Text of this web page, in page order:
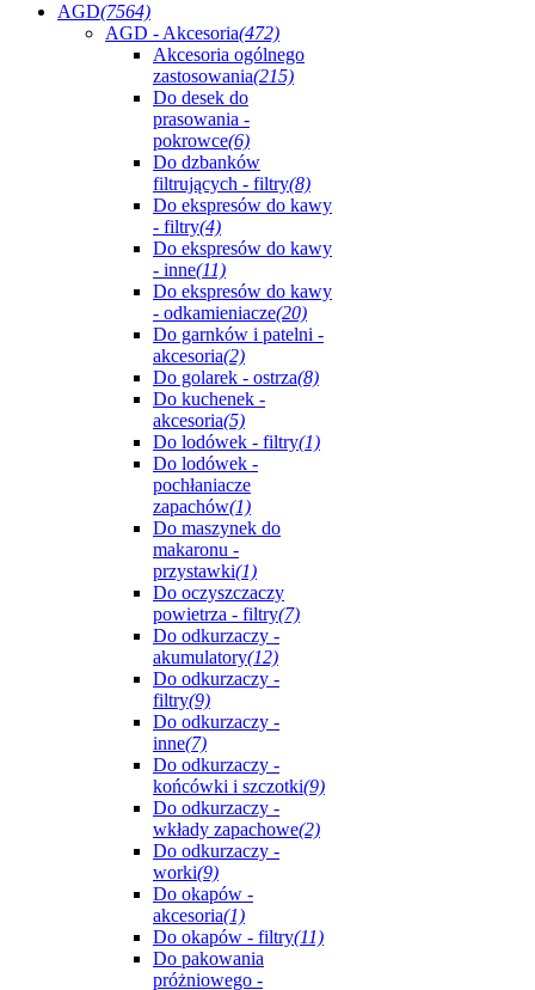
AGD(7564)
AGD - Akcesoria(472)
Akcesoria ogólnego
zastosowania(215)
Do desek do
prasowania -
pokrowce(6)
Do dzbanków
filtrujących - filtry(8)
Do ekspresów do kawy
- filtry(4)
Do ekspresów do kawy
- inne(11)
Do ekspresów do kawy
- odkamieniacze(20)
Do garnków i patelni -
akcesoria(2)
Do golarek - ostrza(8)
Do kuchenek -
akcesoria(5)
Do lodówek - filtry(1)
Do lodówek -
pochłaniacze
zapachów(1)
Do maszynek do
makaronu -
przystawki(1)
Do oczyszczaczy
powietrza - filtry(7)
Do odkurzaczy -
akumulatory(12)
Do odkurzaczy -
filtry(9)
Do odkurzaczy -
inne(7)
Do odkurzaczy -
końcówki i szczotki(9)
Do odkurzaczy -
wkłady zapachowe(2)
Do odkurzaczy -
worki(9)
Do okapów -
akcesoria(1)
Do okapów - filtry(11)
Do pakowania
próżniowego -